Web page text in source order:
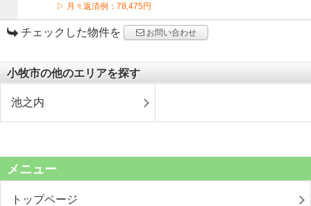
▷ 月々返済例：78,475円
チェックした物件を お問い合わせ
小牧市の他のエリアを探す
池之内
メニュー
トップページ